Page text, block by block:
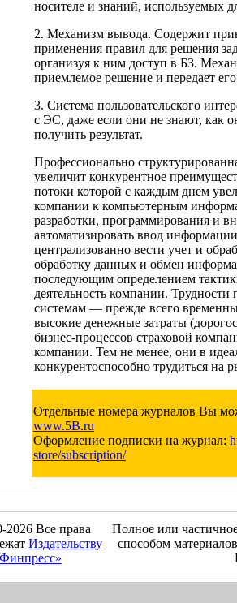
носителе и знаний, используемых
2. Механизм вывода. Содержит
применения правил для решения
организуя к ним доступ в БЗ.
приемлемое решение и передает
3. Система пользовательского
с ЭС, даже если они не знают, как
получить результат.
Профессионально
увеличит конкурентное
потоки которой с каждым днем
компании к компьютерным
разработки, программирования и
автоматизировать ввод
централизованно вести учет и
обработку данных и обмен
последующим определением
деятельность компании.
системам — прежде всего
высокие денежные затраты
бизнес-процессов страховой
компании. Тем не менее, они в
конкурентоспособно трудиться на
Отдельные номера журналов Вы
www.5B.ru
Оформление подписки на журнал:
store/subscription/
2026 Все права
Издательству
Полное или
способом